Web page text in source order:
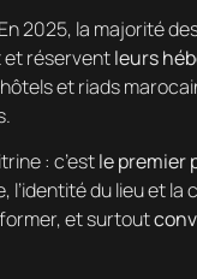
2025, la majorité
et réserventleurs
et riads
: c’estle premier
du lieu et la
et surtout